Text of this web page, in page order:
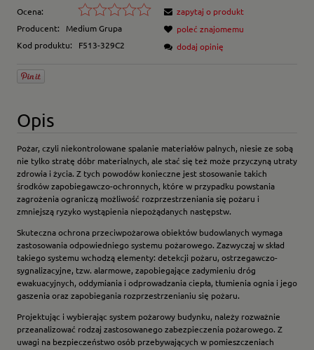
Ocena:
Producent:
Medium Grupa
Kod produktu:
F513-329C2
zapytaj o produkt
poleć znajomemu
dodaj opinię
Opis
Pożar, czyli niekontrolowane spalanie materiałów palnych, niesie ze sobą
nie tylko stratę dóbr materialnych, ale stać się też może przyczyną utraty
zdrowia i życia. Z tych powodów konieczne jest stosowanie takich
środków zapobiegawczo-ochronnych, które w przypadku powstania
zagrożenia ograniczą możliwość rozprzestrzeniania się pożaru i
zmniejszą ryzyko wystąpienia niepożądanych następstw.
Skuteczna ochrona przeciwpożarowa obiektów budowlanych wymaga
zastosowania odpowiedniego systemu pożarowego. Zazwyczaj w skład
takiego systemu wchodzą elementy: detekcji pożaru, ostrzegawczo-
sygnalizacyjne, tzw. alarmowe, zapobiegające zadymieniu dróg
ewakuacyjnych, oddymiania i odprowadzania ciepła, tłumienia ognia i jego
gaszenia oraz zapobiegania rozprzestrzenianiu się pożaru.
Projektując i wybierając system pożarowy budynku, należy rozważnie
przeanalizować rodzaj zastosowanego zabezpieczenia pożarowego. Z
uwagi na bezpieczeństwo osób przebywających w pomieszczeniach